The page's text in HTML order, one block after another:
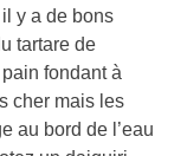
y a de bons
tartare de
fondant à
cher mais les
au bord de l’eau